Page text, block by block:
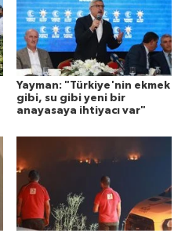
Yayman: "Türkiye'nin ekmek
gibi, su gibi yeni bir
anayasaya ihtiyacı var"